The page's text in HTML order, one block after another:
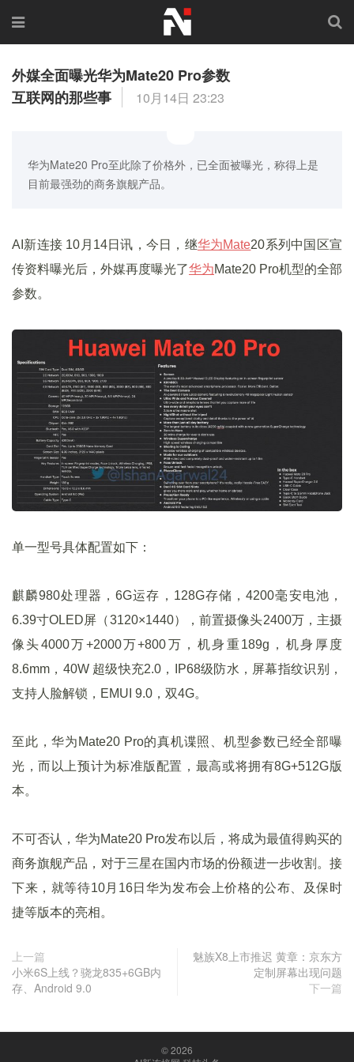
外媒全面曝光华为Mate20 Pro参数
互联网的那些事
10月14日 23:23
华为Mate20 Pro至此除了价格外，已全面被曝光，称得上是
目前最强劲的商务旗舰产品。
AI新连接 10月14日讯，今日，继华为Mate20系列中国区宣
传资料曝光后，外媒再度曝光了华为Mate20 Pro机型的全部
参数。
单一型号具体配置如下：
麒麟980处理器，6G运存，128G存储，4200毫安电池，
6.39寸OLED屏（3120×1440），前置摄像头2400万，主摄
像头4000万+2000万+800万，机身重189g，机身厚度
8.6mm，40W 超级快充2.0，IP68级防水，屏幕指纹识别，
支持人脸解锁，EMUI 9.0，双4G。
至此，华为Mate20 Pro的真机谍照、机型参数已经全部曝
光，而以上预计为标准版配置，最高或将拥有8G+512G版
本。
不可否认，华为Mate20 Pro发布以后，将成为最值得购买的
商务旗舰产品，对于三星在国内市场的份额进一步收割。接
下来，就等待10月16日华为发布会上价格的公布、及保时
捷等版本的亮相。
上一篇
小米6S上线？骁龙835+6GB内
存、Android 9.0
魅族X8上市推迟 黄章：京东方
定制屏幕出现问题
下一篇
© 2026